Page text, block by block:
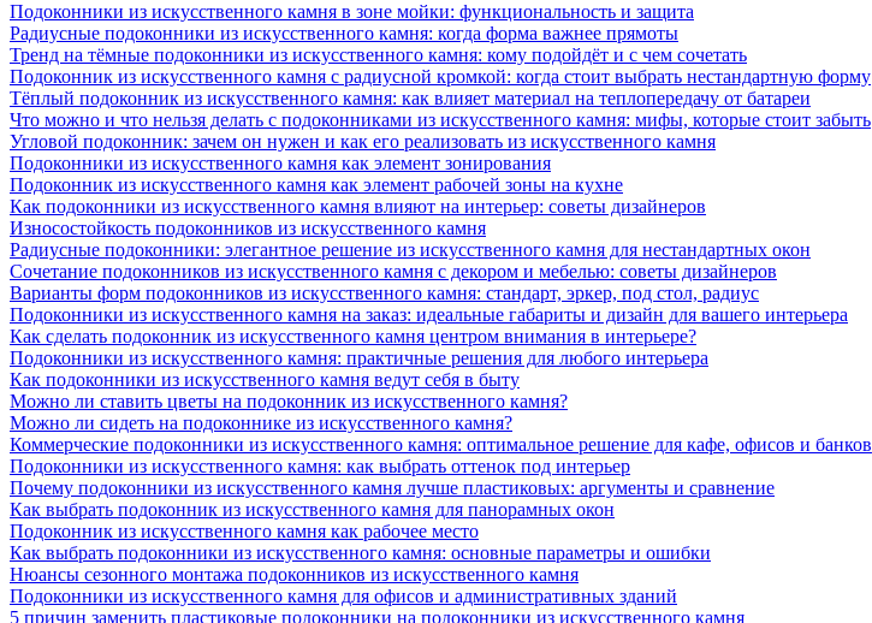
Подоконники из искусственного камня в зоне мойки: функциональность и защита
Радиусные подоконники из искусственного камня: когда форма важнее прямоты
Тренд на тёмные подоконники из искусственного камня: кому подойдёт и с чем сочетать
Подоконник из искусственного камня с радиусной кромкой: когда стоит выбрать нестандартную форму
Тёплый подоконник из искусственного камня: как влияет материал на теплопередачу от батареи
Что можно и что нельзя делать с подоконниками из искусственного камня: мифы, которые стоит забыть
Угловой подоконник: зачем он нужен и как его реализовать из искусственного камня
Подоконники из искусственного камня как элемент зонирования
Подоконник из искусственного камня как элемент рабочей зоны на кухне
Как подоконники из искусственного камня влияют на интерьер: советы дизайнеров
Износостойкость подоконников из искусственного камня
Радиусные подоконники: элегантное решение из искусственного камня для нестандартных окон
Сочетание подоконников из искусственного камня с декором и мебелью: советы дизайнеров
Варианты форм подоконников из искусственного камня: стандарт, эркер, под стол, радиус
Подоконники из искусственного камня на заказ: идеальные габариты и дизайн для вашего интерьера
Как сделать подоконник из искусственного камня центром внимания в интерьере?
Подоконники из искусственного камня: практичные решения для любого интерьера
Как подоконники из искусственного камня ведут себя в быту
Можно ли ставить цветы на подоконник из искусственного камня?
Можно ли сидеть на подоконнике из искусственного камня?
Коммерческие подоконники из искусственного камня: оптимальное решение для кафе, офисов и банков
Подоконники из искусственного камня: как выбрать оттенок под интерьер
Почему подоконники из искусственного камня лучше пластиковых: аргументы и сравнение
Как выбрать подоконник из искусственного камня для панорамных окон
Подоконник из искусственного камня как рабочее место
Как выбрать подоконники из искусственного камня: основные параметры и ошибки
Нюансы сезонного монтажа подоконников из искусственного камня
Подоконники из искусственного камня для офисов и административных зданий
5 причин заменить пластиковые подоконники на подоконники из искусственного камня